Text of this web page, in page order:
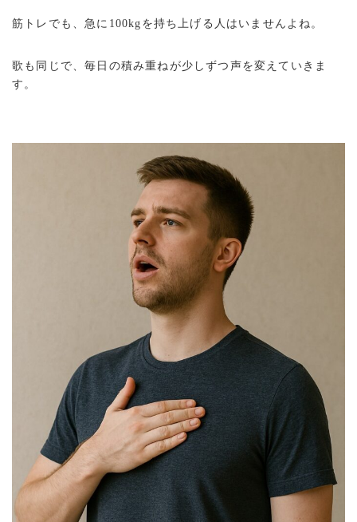
筋トレでも、急に100kgを持ち上げる人はいませんよね。
歌も同じで、毎日の積み重ねが少しずつ声を変えていきま
す。